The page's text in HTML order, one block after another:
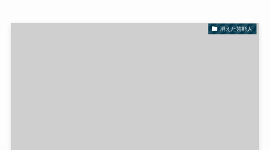
消えた芸能人